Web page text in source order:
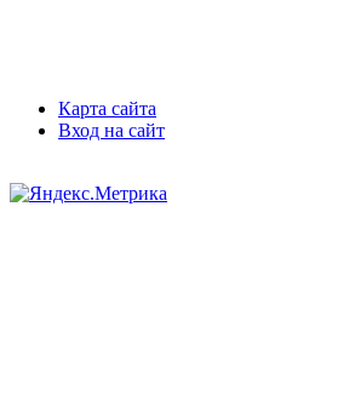
Карта сайта
Вход на сайт